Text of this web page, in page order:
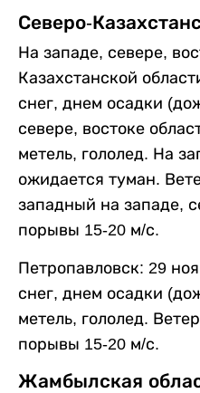
Северо-
На западе, севере,
Казахстанской
снег, днем осадки
севере, востоке
метель, гололед. На
ожидается туман.
западный на западе,
порывы 15-20 м/с.
Петропавловск: 29
снег, днем осадки
метель, гололед.
порывы 15-20 м/с.
Жамбылская